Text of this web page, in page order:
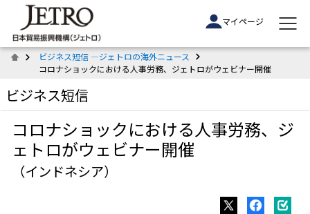
マイページ
ビジネス短信 ―ジェトロの海外ニュース
コロナショックにおける人事労務、ジェトロがウェビナー開催
ビジネス短信
コロナショックにおける人事労務、ジ
ェトロがウェビナー開催
（インドネシア）